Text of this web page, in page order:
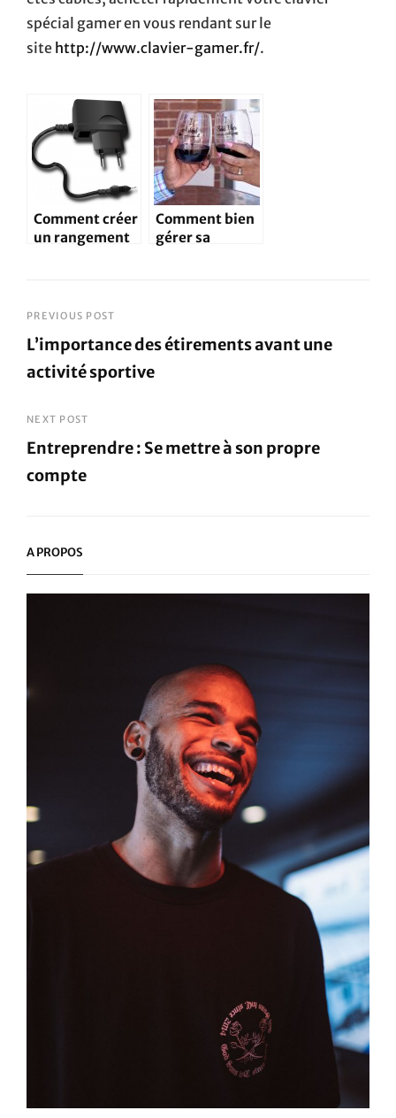
spécial gamer en vous rendant sur le
site http://www.clavier-gamer.fr/.
Comment créer
un rangement
Comment bien
gérer sa
Navigation
de
l’article
PREVIOUS POST
L’importance des étirements avant une
activité sportive
Post
NEXT POST
Entreprendre : Se mettre à son propre
compte
A PROPOS